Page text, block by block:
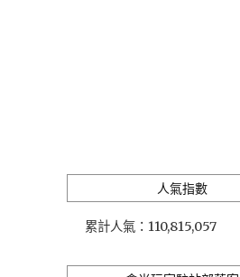
人氣指數
累計人氣： 110,815,057